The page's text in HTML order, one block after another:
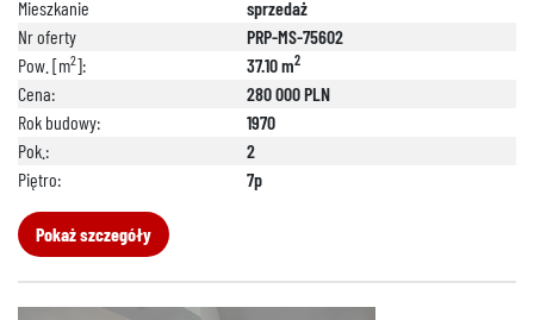
Mieszkanie
sprzedaż
Nr oferty
PRP-MS-75602
Pow. [m2]: 37.10 m2
Cena:
280 000 PLN
Rok budowy:
1970
Pok.:
2
Piętro:
7p
Pokaż szczegóły